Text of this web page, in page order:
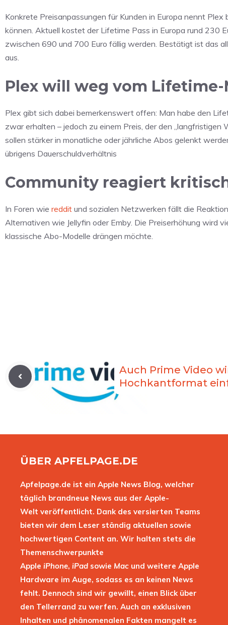
Konkrete Preisanpassungen für Kunden in Europa nennt
können. Aktuell kostet der Lifetime Pass in Europa rund 230
zwischen 690 und 700 Euro fällig werden. Bestätigt ist das
aus.
Plex will weg vom Lifetime-
Plex gibt sich dabei bemerkenswert offen: Man habe den
zwar erhalten – jedoch zu einem Preis, der den
sollen stärker in monatliche oder jährliche Abos gelenkt
übrigens Dauerschuldverhältnis
Community reagiert
In Foren wie reddit und sozialen Netzwerken fällt die
Alternativen wie Jellyfin oder Emby. Die Preiserhöhung wird
klassische Abo-Modelle drängen möchte.
Auch Prime Video
Hochkantformat
ÜBER APFELPAGE.DE
Apfelpage.de ist ein Apple News Blog, welcher
täglich brandneue News aus der Apple-
Welt veröffentlicht. Dank des versierten Teams
bieten wir dem Leser ständig aktuellen sowie
hochwertigen Content an. Wir halten stets die
Themenschwerpunkte
Apple iPhone, iPad sowie Mac und weitere Apple
Hardware im Auge, sodass es an keinen News
fehlt. Dennoch sind wir gewillt, einen Blick über
den Tellerrand zu werfen. Auch an exklusiven
Inhalten und phänomenalen Fakten mangelt es